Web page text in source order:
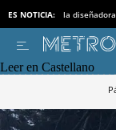
ES NOTICIA: la
Leer en Castellano